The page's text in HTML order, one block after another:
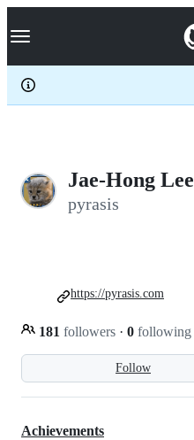
k
p
c
Navigation Menu
Jae-Hong Lee
pyrasis
Follow
181 followers · 0 following
https://pyrasis.com
Achievements